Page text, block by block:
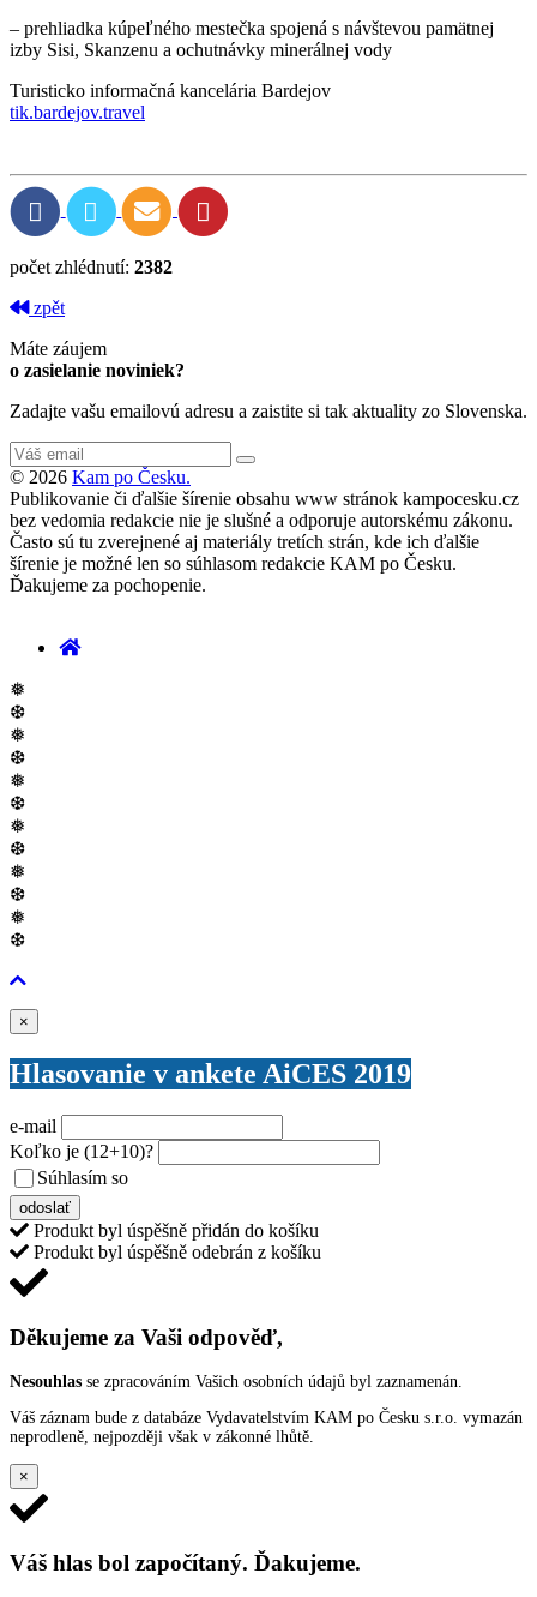
– prehliadka kúpeľného mestečka spojená s návštevou pamätnej
izby Sisi, Skanzenu a ochutnávky minerálnej vody
Turisticko informačná kancelária Bardejov
tik.bardejov.travel
počet zhlédnutí: 2382
zpět
Máte záujem
o zasielanie noviniek?
Zadajte vašu emailovú adresu a zaistite si tak aktuality zo Slovenska.
© 2026 Kam po Česku.
Publikovanie či ďalšie šírenie obsahu www stránok kampocesku.cz
bez vedomia redakcie nie je slušné a odporuje autorskému zákonu.
Často sú tu zverejnené aj materiály tretích strán, kde ich ďalšie
šírenie je možné len so súhlasom redakcie KAM po Česku.
Ďakujeme za pochopenie.
❅
❆
❅
❆
❅
❆
❅
❆
❅
❆
❅
❆
×
Hlasovanie v ankete AiCES 2019
e-mail
Koľko je (12+10)?
Súhlasím so
odoslať
Produkt byl úspěšně přidán do košíku
Produkt byl úspěšně odebrán z košíku
Děkujeme za Vaši odpověď,
Nesouhlas se zpracováním Vašich osobních údajů byl zaznamenán.
Váš záznam bude z databáze Vydavatelstvím KAM po Česku s.r.o. vymazán
neprodleně, nejpozději však v zákonné lhůtě.
×
Váš hlas bol započítaný. Ďakujeme.